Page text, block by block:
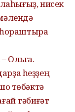
нисек
һораштыра
Ольга.
һеҙҙең
төбәктә
тәбиғәт